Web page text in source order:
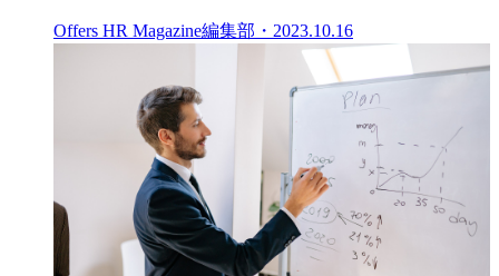
Offers HR Magazine編集部 ・ 2023.10.16